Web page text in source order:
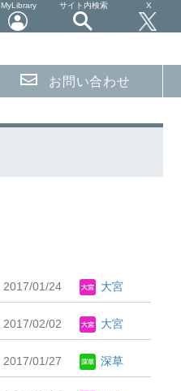
MyLibrary サイト内検索 X
お問い合わせ
2017/01/24 大宮
2017/02/02 大宮
2017/01/27 深草